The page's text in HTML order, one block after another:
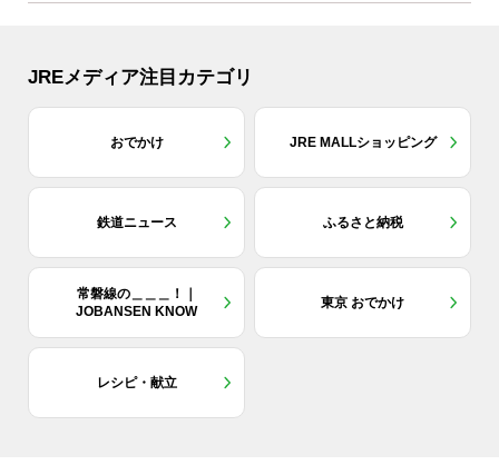
JREメディア注目カテゴリ
おでかけ JRE MALLショッピング
鉄道ニュース ふるさと納税
常磐線の＿＿＿！｜
JOBANSEN KNOW
東京 おでかけ
レシピ・献立